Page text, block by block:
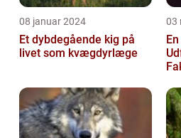
08 januar 2024
Et dybdegående kig på
livet som kvægdyrlæge
03